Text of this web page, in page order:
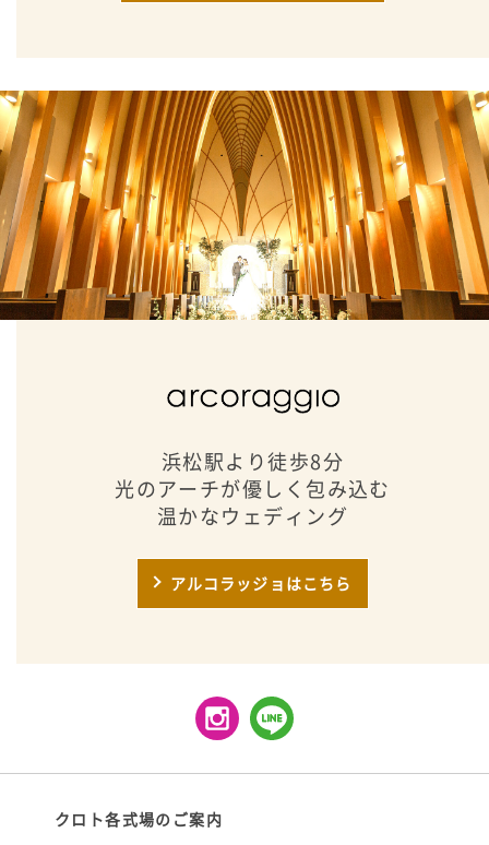
浜松駅より徒歩8分
光のアーチが優しく包み込む
温かなウェディング
アルコラッジョはこちら
クロト各式場のご案内